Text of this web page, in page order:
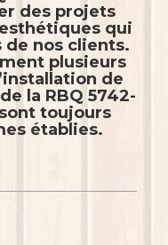
des projets
qui
de nos clients.
plusieurs
de
la RBQ 5742-
sont toujours
établies.